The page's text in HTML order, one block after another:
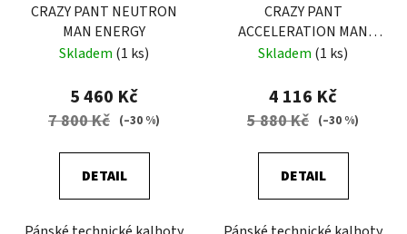
CRAZY PANT NEUTRON
MAN ENERGY
Skladem (1 ks)
5 460 Kč
7 800 Kč (–30 %)
DETAIL
CRAZY PANT
ACCELERATION MAN
BLACK
Skladem (1 ks)
4 116 Kč
5 880 Kč (–30 %)
DETAIL